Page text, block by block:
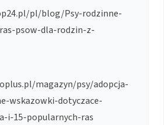
pl/blog/Psy-rodzinne-
psow-dla-rodzin-z-
magazyn/psy/adopcja-
wskazowki-dotyczace-
i-15-popularnych-ras